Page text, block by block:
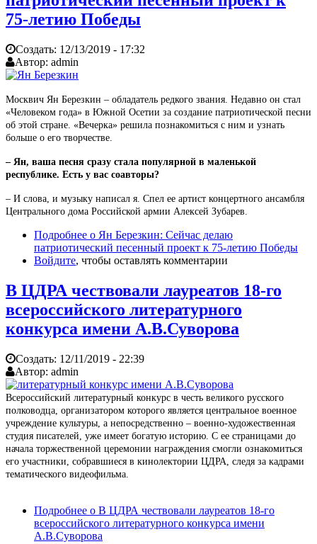
75-летию Победы
Создать: 12/13/2019 - 17:32
Автор: admin
Москвич Ян Березкин – обладатель редкого звания. Недавно он стал
«Человеком года» в Южной Осетии за создание патриотической песни
об этой стране. «Вечерка» решила познакомиться с ним и узнать
больше о его творчестве.
– Ян, ваша песня сразу стала популярной в маленькой
республике. Есть у вас соавторы?
– И слова, и музыку написал я. Спел ее артист концертного ансамбля
Центрального дома Российской армии Алексей Зубарев.
Подробнее о Ян Березкин: Сейчас делаю
патриотический песенный проект к 75-летию Победы
Войдите, чтобы оставлять комментарии
В ЦДРА чествовали лауреатов 18-го
всероссийского литературного
конкурса имени А.В.Суворова
Создать: 12/11/2019 - 22:39
Автор: admin
Всероссийский литературный конкурс в честь великого русского
полководца, организатором которого является центральное военное
учреждение культуры, а непосредственно – военно-художественная
студия писателей, уже имеет богатую историю. С ее страницами до
начала торжественной церемонии награждения смогли ознакомиться
его участники, собравшиеся в кинолектории ЦДРА, следя за кадрами
тематического видеофильма.
Подробнее о В ЦДРА чествовали лауреатов 18-го
всероссийского литературного конкурса имени
А.В.Суворова